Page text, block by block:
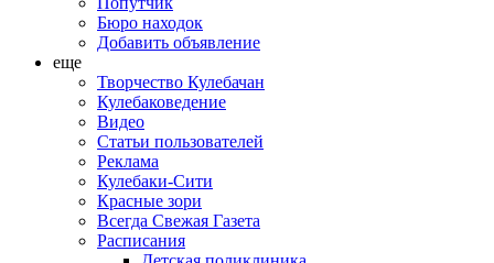
Бюро находок
Добавить объявление
еще
Творчество Кулебачан
Кулебаковедение
Видео
Статьи пользователей
Реклама
Кулебаки-Сити
Красные зори
Всегда Свежая Газета
Расписания